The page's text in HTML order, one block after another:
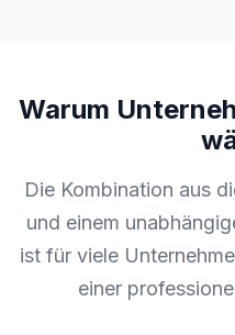
Warum
Die Kombination aus
und einem
ist für viele
einer